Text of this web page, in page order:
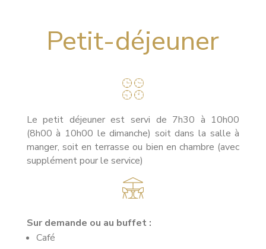
Petit-déjeuner
Le petit déjeuner est servi de 7h30 à 10h00
(8h00 à 10h00 le dimanche) soit dans la salle à
manger, soit en terrasse ou bien en chambre (avec
supplément pour le service)
Sur demande ou au buffet :
Café